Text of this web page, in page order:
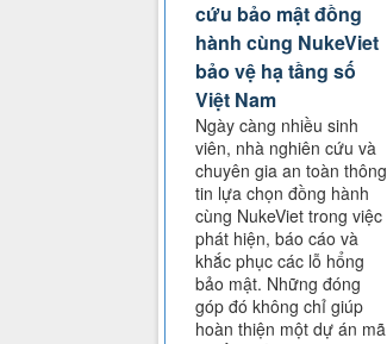
cứu bảo mật đồng
hành cùng NukeViet
bảo vệ hạ tầng số
Việt Nam
Ngày càng nhiều sinh
viên, nhà nghiên cứu và
chuyên gia an toàn thông
tin lựa chọn đồng hành
cùng NukeViet trong việc
phát hiện, báo cáo và
khắc phục các lỗ hổng
bảo mật. Những đóng
góp đó không chỉ giúp
hoàn thiện một dự án mã